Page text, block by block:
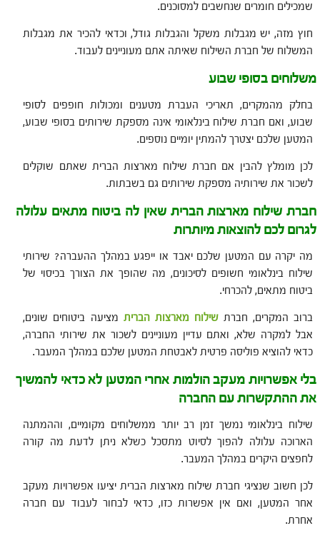
שמכילים חומרים שנחשבים למסוכנים.
חוץ מזה, יש מגבלות משקל והגבלות גודל, וכדאי להכיר את מגבלות
המשלוח של חברת השילוח שאיתה אתם מעוניינים לעבוד.
משלוחים בסופי שבוע
בחלק מהמקרים, תאריכי העברת מטענים ומכולות חופפים לסופי
שבוע, ואם חברת שילוח בינלאומי אינה מספקת שירותים בסופי שבוע,
המטען שלכם יצטרך להמתין יומיים נוספים.
לכן מומלץ להבין אם חברת שילוח מארצות הברית שאתם שוקלים
לשכור את שירותיה מספקת שירותים גם בשבתות.
חברת שילוח מארצות הברית שאין לה ביטוח מתאים עלולה
לגרום לכם להוצאות מיותרות
מה יקרה עם המטען שלכם יאבד או ייפגע במהלך ההעברה? שירותי
שילוח בינלאומי חשופים לסיכונים, מה שהופך את הצורך בכיסוי של
ביטוח מתאים, להכרחי.
ברוב המקרים, חברת שילוח מארצות הברית מציעה ביטוחים שונים,
אבל למקרה שלא, ואתם עדיין מעוניינים לשכור את שירותי החברה,
כדאי להוציא פוליסה פרטית לאבטחת המטען שלכם במהלך המעבר.
בלי אפשרויות מעקב הולמות אחרי המטען לא כדאי להמשיך
את ההתקשרות עם החברה
שילוח בינלאומי נמשך זמן רב יותר ממשלוחים מקומיים, וההמתנה
הארוכה עלולה להפוך לסיוט מתסכל כשלא ניתן לדעת מה קורה
לחפצים היקרים במהלך המעבר.
לכן חשוב שנציגי חברת שילוח מארצות הברית יציעו אפשרויות מעקב
אחר המטען, ואם אין אפשרות כזו, כדאי לבחור לעבוד עם חברה
אחרת.